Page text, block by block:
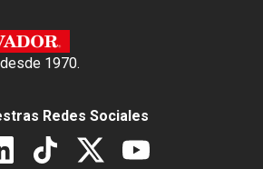
1970.
Redes Sociales